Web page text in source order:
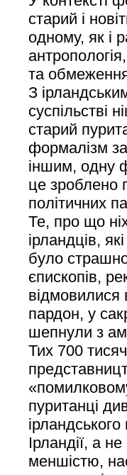
старий і
одному, як і
та
З
суспільстві
старий
формалізм
іншим, одну
це зроблено
політичних
Те, про що
ірландців,
було
єпископів,
відмовилися
пардон, у
шепнули з
Тих 700
пуританці
Ірландії, а
меншістю,